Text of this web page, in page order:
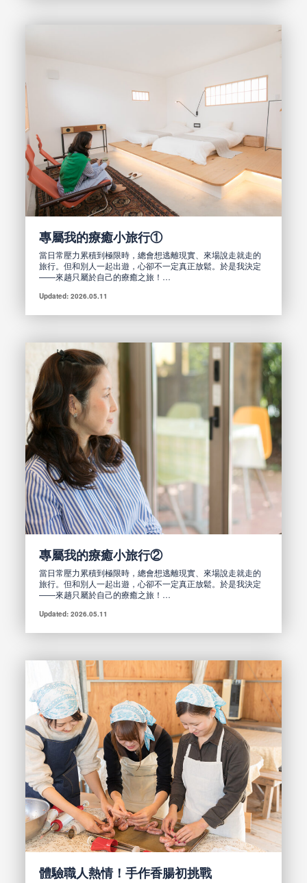
專屬我的療癒小旅行①
當日常壓力累積到極限時，總會想逃離現實、來場說走就走的
旅行。但和別人一起出遊，心卻不一定真正放鬆。於是我決定
——來趟只屬於自己的療癒之旅！…
Updated: 2026.05.11
專屬我的療癒小旅行②
當日常壓力累積到極限時，總會想逃離現實、來場說走就走的
旅行。但和別人一起出遊，心卻不一定真正放鬆。於是我決定
——來趟只屬於自己的療癒之旅！…
Updated: 2026.05.11
體驗職人熱情！手作香腸初挑戰